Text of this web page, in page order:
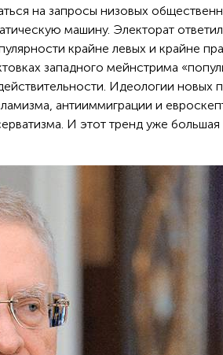
на запросы низовых
машину. Электорат
крайне левых и крайне
западного мейнстрима
Идеологии новых
антииммиграции и
И этот тренд уже большая